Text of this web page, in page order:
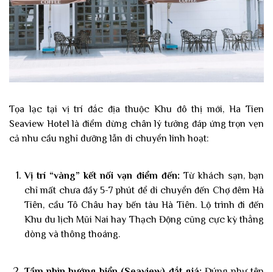
Đăng ký để nhận thông tin mới nhất
tin tức và cập nhật
Tham gia cùng hơn 3.000 thành viên để nhận thông
Tọa lạc tại vị trí đắc địa thuộc Khu đô thị mới, Ha Tien
Seaview Hotel là điểm dừng chân lý tưởng đáp ứng trọn vẹn
cả nhu cầu nghỉ dưỡng lẫn di chuyển linh hoạt:
Vị trí “vàng” kết nối vạn điểm đến: Từ khách sạn, bạn
chỉ mất chưa đầy 5-7 phút để di chuyển đến Chợ đêm Hà
Tiên, cầu Tô Châu hay bến tàu Hà Tiên. Lộ trình đi đến
Khu du lịch Mũi Nai hay Thạch Động cũng cực kỳ thẳng
dòng và thông thoáng.